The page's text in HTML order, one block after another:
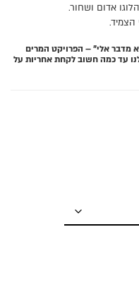
אדום ושחור.
הצמיד.
מדבר אלי" – הפרויקט המרים
עד כמה חשוב לקחת אחריות על